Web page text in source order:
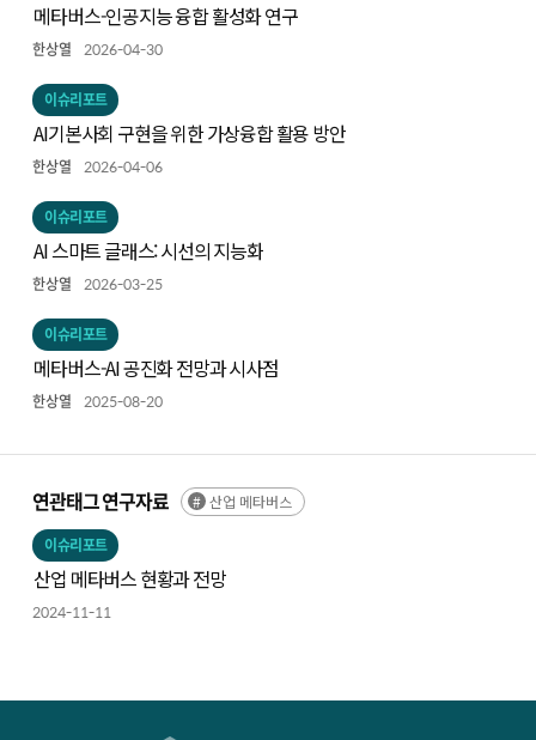
메타버스-인공지능 융합 활성화 연구
한상열 2026-04-30
이슈리포트
AI기본사회 구현을 위한 가상융합 활용 방안
한상열 2026-04-06
이슈리포트
AI 스마트 글래스: 시선의 지능화
한상열 2026-03-25
이슈리포트
메타버스-AI 공진화 전망과 시사점
한상열 2025-08-20
연관태그 연구자료 산업 메타버스
이슈리포트
산업 메타버스 현황과 전망
2024-11-11